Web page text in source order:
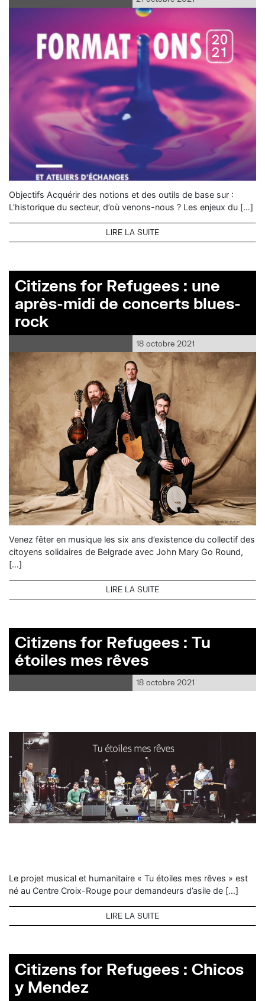
Objectifs Acquérir des notions et des outils de base sur :
L’historique du secteur, d’où venons-nous ? Les enjeux du […]
LIRE LA SUITE
Citizens for Refugees : une
après-midi de concerts blues-
rock
18 octobre 2021
Venez fêter en musique les six ans d’existence du collectif des
citoyens solidaires de Belgrade avec John Mary Go Round,
[…]
LIRE LA SUITE
Citizens for Refugees : Tu
étoiles mes rêves
18 octobre 2021
Le projet musical et humanitaire « Tu étoiles mes rêves » est
né au Centre Croix-Rouge pour demandeurs d’asile de […]
LIRE LA SUITE
Citizens for Refugees : Chicos
y Mendez